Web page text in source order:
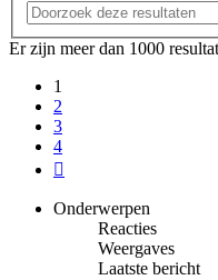
Er zijn meer dan 1000
1
2
3
4
Onderwerpen
Reacties
Weergaves
Laatste bericht